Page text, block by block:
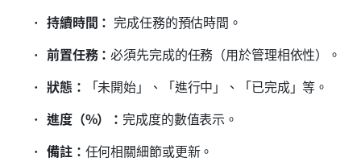
持續時間： 完成任務的預估時間。
前置任務：必須先完成的任務（用於管理相依性）。
狀態：
「未開始」、「進行中」、「已完成」等。
進度（%）： 完成度的數值表示。
備註： 任何相關細節或更新。